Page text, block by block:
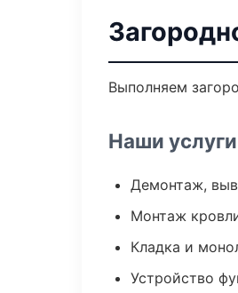
Выполняем
Наши услуги
Демонтаж,
Монтаж
Кладка и
Устройство